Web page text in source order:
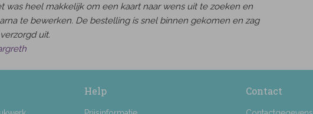
was heel makkelijk om een kaart naar wens uit te zoeken en
te bewerken. De bestelling is snel binnen gekomen en zag
uit.
Help Contact